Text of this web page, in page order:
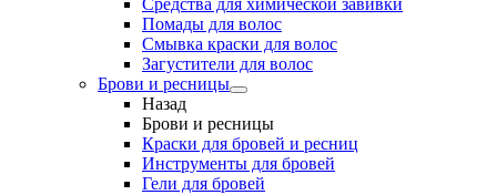
Средства для химической завивки
Помады для волос
Смывка краски для волос
Загустители для волос
Брови и ресницы
Назад
Брови и ресницы
Краски для бровей и ресниц
Инструменты для бровей
Гели для бровей